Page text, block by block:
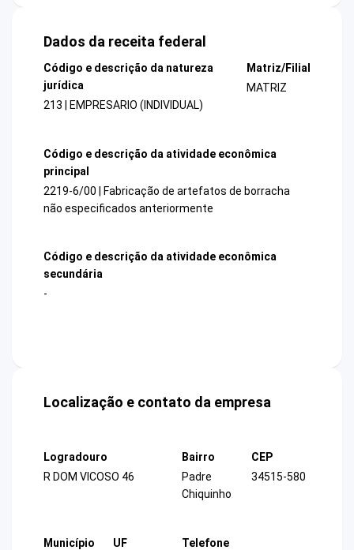
Dados da receita federal
Código e descrição da natureza
jurídica
213 | EMPRESARIO (INDIVIDUAL)
Matriz/Filial
MATRIZ
Código e descrição da atividade econômica
principal
2219-6/00 | Fabricação de artefatos de borracha
não especificados anteriormente
Código e descrição da atividade econômica
secundária
-
Localização e contato da empresa
Logradouro
R DOM VICOSO 46
Bairro
Padre
Chiquinho
CEP
34515-580
Município
UF
Telefone